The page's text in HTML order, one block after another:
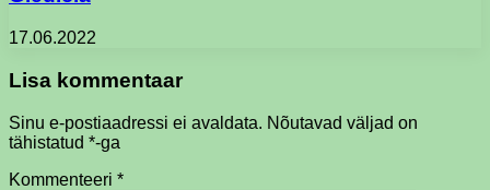
17.06.2022
Lisa kommentaar
Sinu e-postiaadressi ei avaldata. Nõutavad väljad on
tähistatud *-ga
Kommenteeri *